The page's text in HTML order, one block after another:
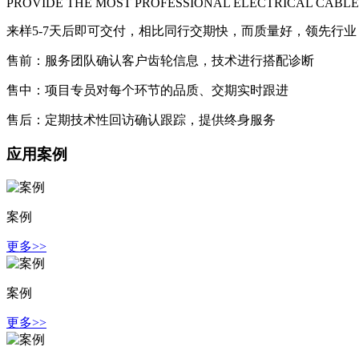
PROVIDE THE MOST PROFESSIONAL ELECTRICAL
来样5-7天后即可交付，相比同行交期快，而质量好，领先行业
售前：服务团队确认客户齿轮信息，技术进行搭配诊断
售中：项目专员对每个环节的品质、交期实时跟进
售后：定期技术性回访确认跟踪，提供终身服务
应用案例
案例
更多>>
案例
更多>>